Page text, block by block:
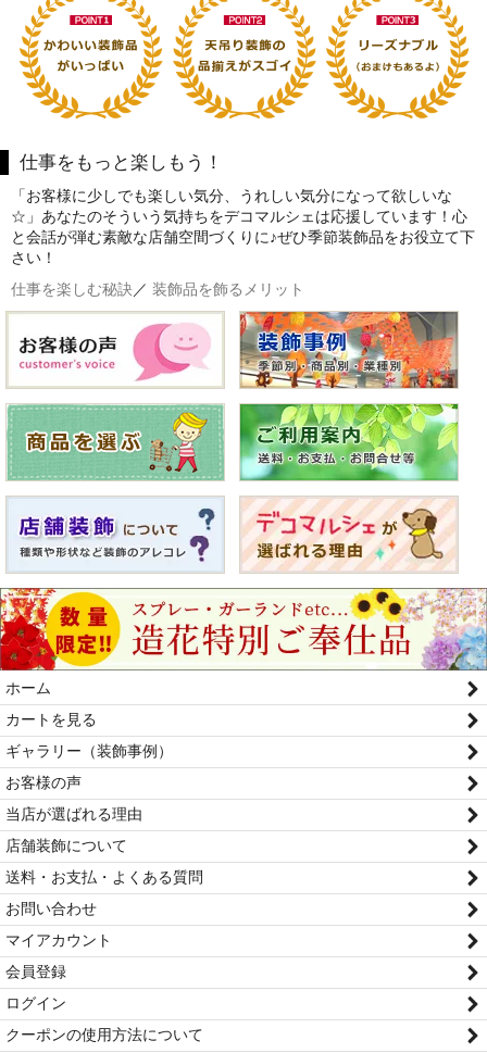
仕事をもっと楽しもう！
「お客様に少しでも楽しい気分、うれしい気分になって欲しいな
☆」あなたのそういう気持ちをデコマルシェは応援しています！心
と会話が弾む素敵な店舗空間づくりに♪ぜひ季節装飾品をお役立て下
さい！
仕事を楽しむ秘訣／ 装飾品を飾るメリット
ホーム
カートを見る
ギャラリー（装飾事例）
お客様の声
当店が選ばれる理由
店舗装飾について
送料・お支払・よくある質問
お問い合わせ
マイアカウント
会員登録
ログイン
クーポンの使用方法について